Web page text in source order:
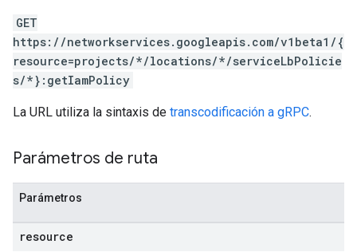
GET
https://networkservices.googleapis.com/v1beta1/{
resource=projects/*/locations/*/serviceLbPolicie
s/*}:getIamPolicy
La URL utiliza la sintaxis de transcodificación a gRPC.
Parámetros de ruta
Parámetros
resource